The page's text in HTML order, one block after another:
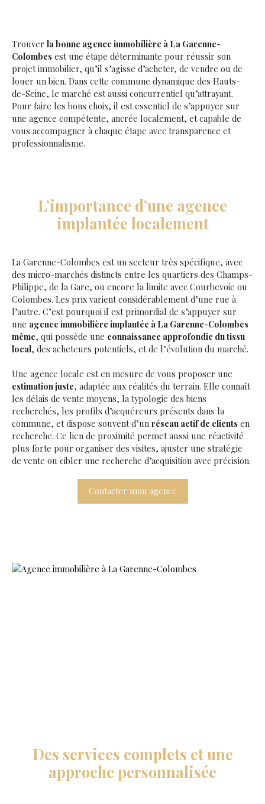
Trouver la bonne agence immobilière à La Garenne-
Colombes est une étape déterminante pour réussir son
projet immobilier, qu’il s’agisse d’acheter, de vendre ou de
louer un bien. Dans cette commune dynamique des Hauts-
de-Seine, le marché est aussi concurrentiel qu’attrayant.
Pour faire les bons choix, il est essentiel de s’appuyer sur
une agence compétente, ancrée localement, et capable de
vous accompagner à chaque étape avec transparence et
professionnalisme.
L’importance d’une agence
implantée localement
La Garenne-Colombes est un secteur très spécifique, avec
des micro-marchés distincts entre les quartiers des Champs-
Philippe, de la Gare, ou encore la limite avec Courbevoie ou
Colombes. Les prix varient considérablement d’une rue à
l’autre. C’est pourquoi il est primordial de s’appuyer sur
une agence immobilière implantée à La Garenne-Colombes
même, qui possède une connaissance approfondie du tissu
local, des acheteurs potentiels, et de l’évolution du marché.
Une agence locale est en mesure de vous proposer une
estimation juste, adaptée aux réalités du terrain. Elle connaît
les délais de vente moyens, la typologie des biens
recherchés, les profils d’acquéreurs présents dans la
commune, et dispose souvent d’un réseau actif de clients en
recherche. Ce lien de proximité permet aussi une réactivité
plus forte pour organiser des visites, ajuster une stratégie
de vente ou cibler une recherche d’acquisition avec précision.
Contacter mon agence
Des services complets et une
approche personnalisée